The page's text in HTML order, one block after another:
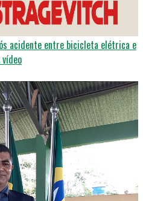
acidente entre bicicleta elétrica e
ter matado o próprio filho recém-
o neném”; Veja o vídeo
das 50 cidades mais violentas do